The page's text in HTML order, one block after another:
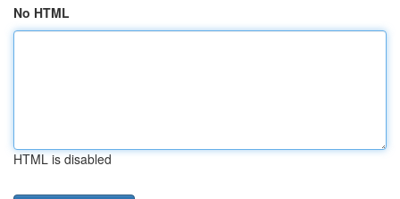
No HTML
HTML is disabled